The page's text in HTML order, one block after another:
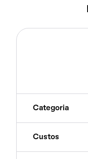
Categoria
Custos